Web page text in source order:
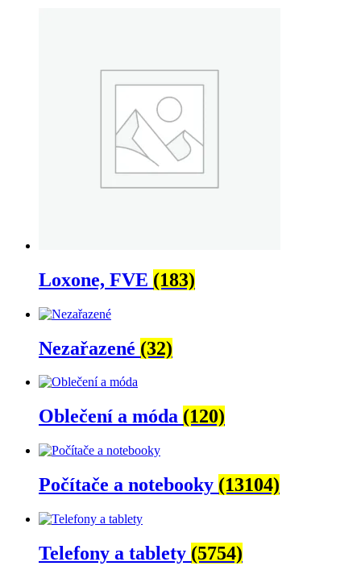
Loxone, FVE (183)
Nezařazené (32)
Oblečení a móda (120)
Počítače a notebooky (13104)
Telefony a tablety (5754)